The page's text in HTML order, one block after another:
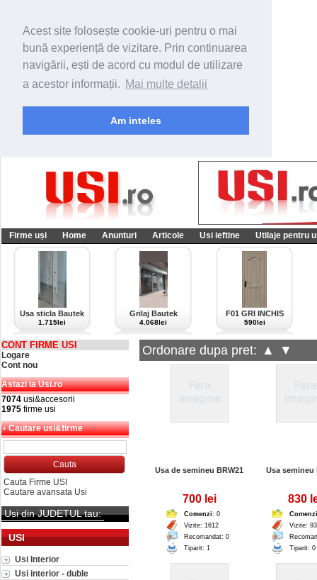
Acest site folosește cookie-uri pentru o mai
bună experiență de vizitare. Prin continuarea
navigării, ești de acord cu modul de utilizare
a acestor informații. Mai multe detalii
Am inteles
Firme uși Home Anunturi Articole Usi ieftine Utilaje pentru
Usa sticla Bautek
1.715lei
Grilaj Bautek
4.068lei
F01 GRI INCHIS
590lei
CONT FIRME USI
Logare
Cont nou
Astazi la Usi.ro
7074 usi&accesorii
1975 firme usi
Cautare usi&firme
Cauta Firme USI
Cautare avansata Usi
Usi din JUDETUL tau:
USI
Usi Interior
Usi interior - duble
Ordonare dupa pret: ▲ ▼
Usa de semineu BRW21
700 lei
Comenzi: 0
Vizite: 1612
Recomandat: 0
Tiparit: 1
Usa semineu
830
Comenzi
Vizite:
Tiparit: 0